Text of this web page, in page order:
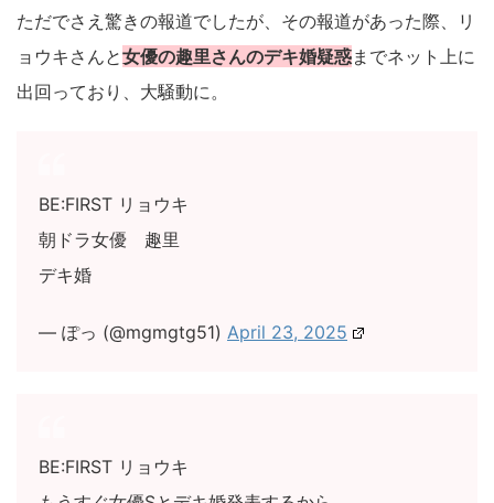
ただでさえ驚きの報道でしたが、その報道があった際、リ
ョウキさんと女優の趣里さんのデキ婚疑惑までネット上に
出回っており、大騒動に。
BE:FIRST リョウキ
朝ドラ女優 趣里
デキ婚
— ぽっ (@mgmgtg51) April 23, 2025
BE:FIRST リョウキ